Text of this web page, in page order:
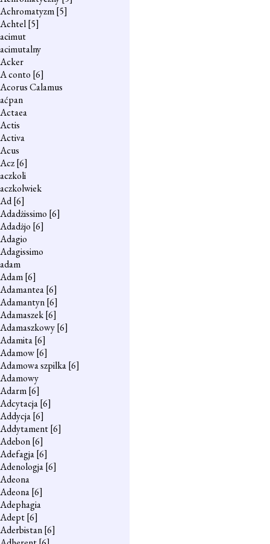
Achromatyzm[5]
Achtel[5]
acimut
acimutalny
Acker
A conto [6]
Acorus Calamus
aćpan
Actaea
Actis
Activa
Acus
Acz[6]
aczkoli
aczkolwiek
Ad[6]
Adadżissimo [6]
Adadżjo [6]
Adagio
Adagissimo
adam
Adam[6]
Adamantea[6]
Adamantyn[6]
Adamaszek[6]
Adamaszkowy[6]
Adamita[6]
Adamow[6]
Adamowa szpilka[6]
Adamowy
Adarm[6]
Adcytacja[6]
Addycja[6]
Addytament[6]
Adebon[6]
Adefagja[6]
Adenologja[6]
Adeona
Adeona[6]
Adephagia
Adept[6]
Aderbistan[6]